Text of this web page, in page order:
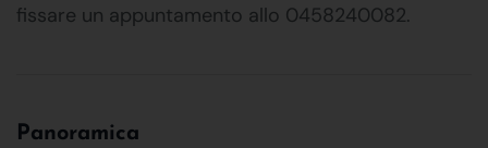
fissare un appuntamento allo 0458240082.
Panoramica